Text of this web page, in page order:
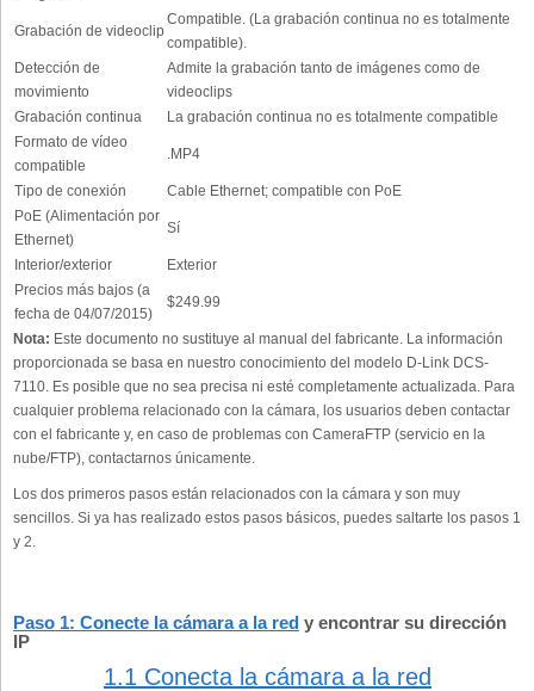
Grabación de videoclip
Compatible. (La grabación continua no es totalmente
compatible).
Detección de
movimiento
Admite la grabación tanto de imágenes como de
videoclips
Grabación continua
La grabación continua no es totalmente compatible
Formato de vídeo
compatible
.MP4
Tipo de conexión
Cable Ethernet; compatible con PoE
PoE (Alimentación por
Ethernet)
Sí
Interior/exterior
Exterior
Precios más bajos (a
fecha de 04/07/2015)
$249.99
Nota: Este documento no sustituye al manual del fabricante. La información
proporcionada se basa en nuestro conocimiento del modelo D-Link DCS-
7110. Es posible que no sea precisa ni esté completamente actualizada. Para
cualquier problema relacionado con la cámara, los usuarios deben contactar
con el fabricante y, en caso de problemas con CameraFTP (servicio en la
nube/FTP), contactarnos únicamente.
Los dos primeros pasos están relacionados con la cámara y son muy
sencillos. Si ya has realizado estos pasos básicos, puedes saltarte los pasos 1
y 2.
Paso 1: Conecte la cámara a la red y encontrar su dirección
IP
1.1 Conecta la cámara a la red